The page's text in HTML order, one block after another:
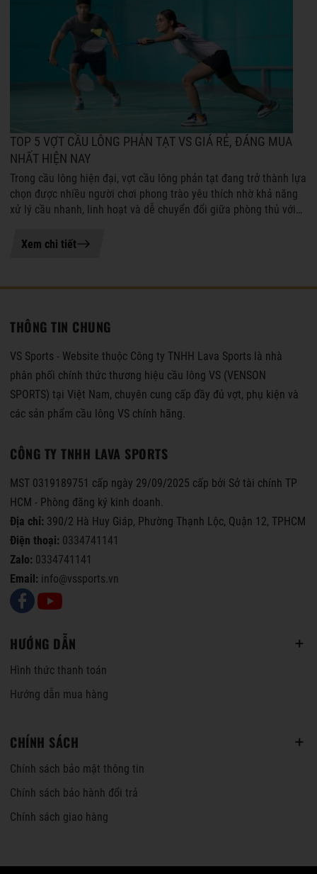
21-07-2026 11:04
TOP 5 VỢT CẦU LÔNG PHẢN TẠT VS GIÁ RẺ, ĐÁNG MUA
NHẤT HIỆN NAY
Trong cầu lông hiện đại, vợt cầu lông phản tạt đang trở thành lựa
chọn được nhiều người chơi phong trào yêu thích nhờ khả năng
xử lý cầu nhanh, linh hoạt và dễ chuyển đổi giữa phòng thủ với
Xem chi tiết
THÔNG TIN CHUNG
VS Sports - Website thuộc Công ty TNHH Lava Sports là nhà
phân phối chính thức thương hiệu cầu lông VS (VENSON
SPORTS) tại Việt Nam, chuyên cung cấp đầy đủ vợt, phụ kiện và
các sản phẩm cầu lông VS chính hãng.
CÔNG TY TNHH LAVA SPORTS
MST 0319189751 cấp ngày 29/09/2025 cấp bởi Sở tài chính TP
HCM - Phòng đăng ký kinh doanh.
Địa chỉ: 390/2 Hà Huy Giáp, Phường Thạnh Lộc, Quận 12, TPHCM
Điện thoại: 0334741141
Zalo: 0334741141
Email: info@vssports.vn
HƯỚNG DẪN
Hình thức thanh toán
Hướng dẫn mua hàng
CHÍNH SÁCH
Chính sách bảo mật thông tin
Chính sách bảo hành đổi trả
Chính sách giao hàng